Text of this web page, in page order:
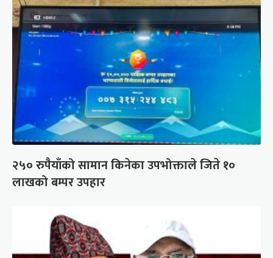
२५० रुपैयाँको सामान किनेका उपभोक्ताले जिते १०
लाखको बम्पर उपहार